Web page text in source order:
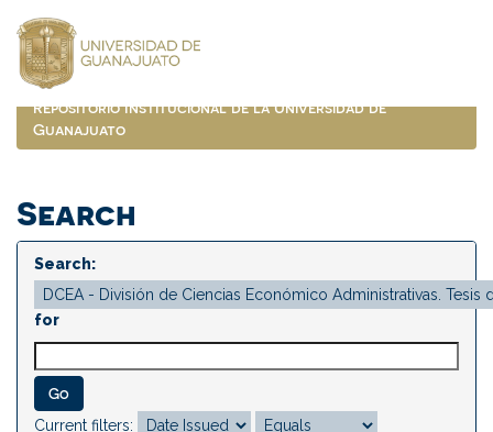
navigation
Repositorio Institucional de la Universidad de
Guanajuato
Search
Search:
for
Current filters: